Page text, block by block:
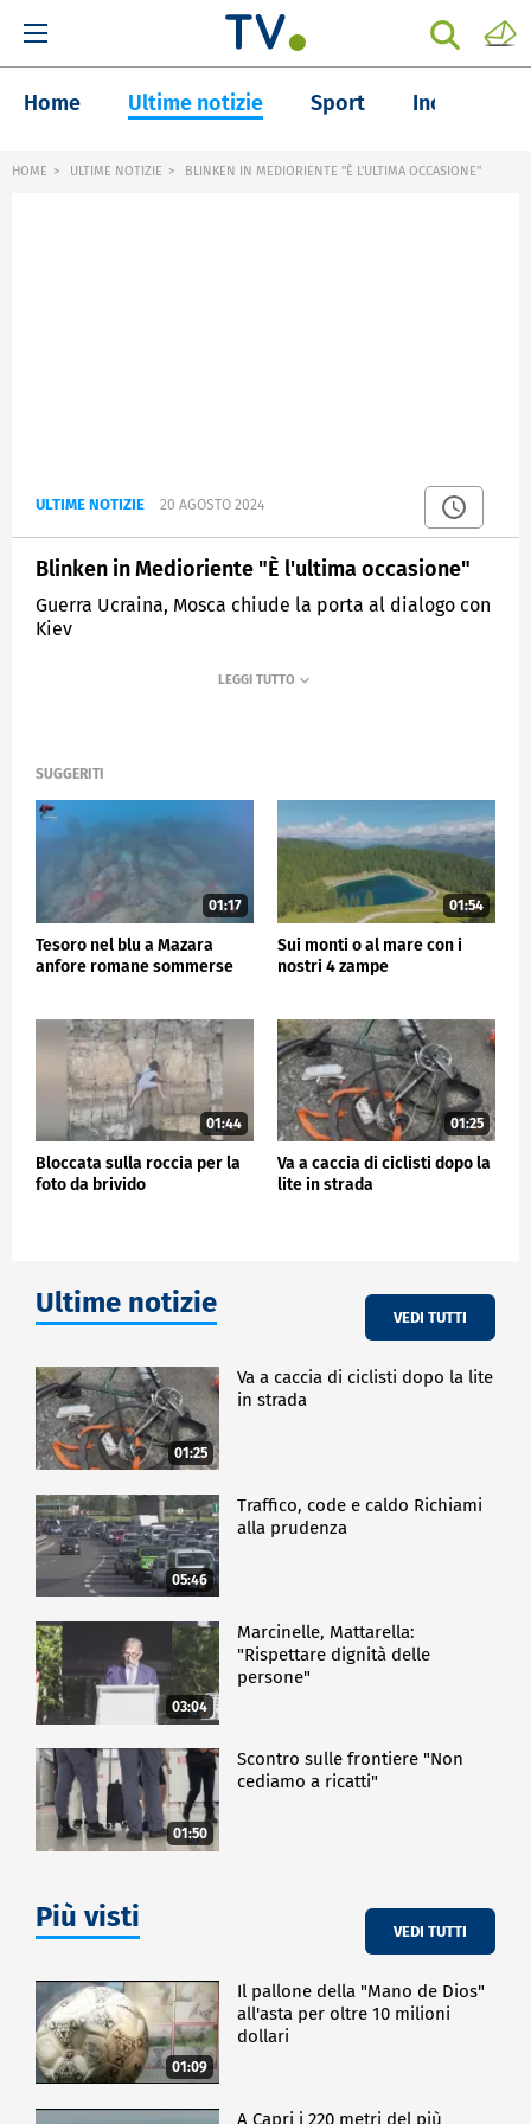
Home Ultime notizie Sport Inchieste
HOME ULTIME NOTIZIE BLINKEN IN MEDIORIENTE "È L'ULTIMA OCCASIONE"
ULTIME NOTIZIE 20 AGOSTO 2024
Blinken in Medioriente "È l'ultima occasione"
Guerra Ucraina, Mosca chiude la porta al dialogo con
Kiev
SUGGERITI
01:17
Tesoro nel blu a Mazara
anfore romane sommerse
01:54
Sui monti o al mare con i
nostri 4 zampe
01:44
Bloccata sulla roccia per la
foto da brivido
01:25
Va a caccia di ciclisti dopo la
lite in strada
Ultime notizie VEDI TUTTI
01:25
Va a caccia di ciclisti dopo la lite
in strada
05:46
Traffico, code e caldo Richiami
alla prudenza
03:04
Marcinelle, Mattarella:
"Rispettare dignità delle
persone"
01:50
Scontro sulle frontiere "Non
cediamo a ricatti"
Più visti VEDI TUTTI
01:09
Il pallone della "Mano de Dios"
all'asta per oltre 10 milioni
dollari
A Capri i 220 metri del più